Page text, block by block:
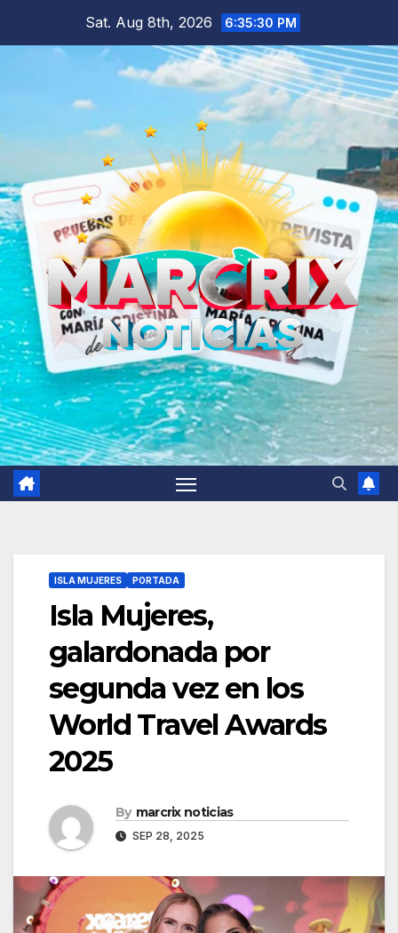
Sat. Aug 8th, 2026 6:35:31 PM
ISLA MUJERES PORTADA
Isla Mujeres,
galardonada por
segunda vez en los
World Travel Awards
2025
By marcrix noticias
SEP 28, 2025